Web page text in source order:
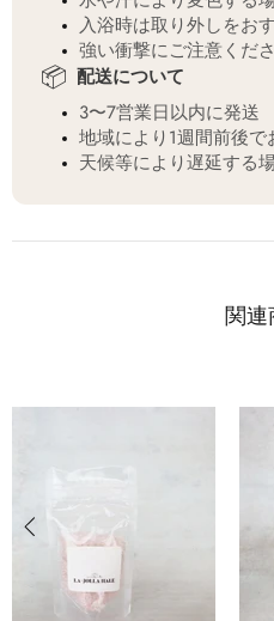
入浴時は取り外しをお
強い衝撃にご注意くだ
📦 配送について
3〜7営業日以内に発送
地域により1週間前後で
天候等により遅延する
関連